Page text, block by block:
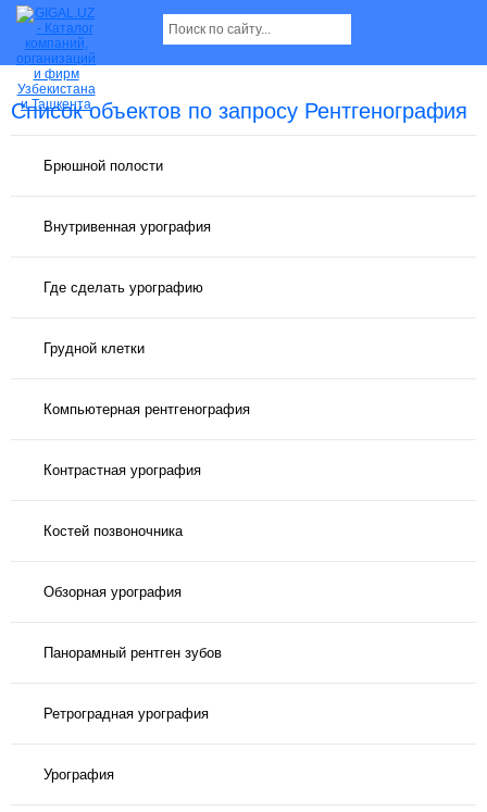
Список объектов по запросу Рентгенография
Брюшной полости
Внутривенная урография
Где сделать урографию
Грудной клетки
Компьютерная рентгенография
Контрастная урография
Костей позвоночника
Обзорная урография
Панорамный рентген зубов
Ретроградная урография
Урография